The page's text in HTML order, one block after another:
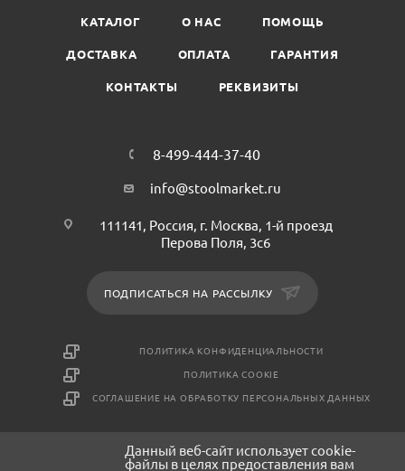
КАТАЛОГ О НАС ПОМОЩЬ
ДОСТАВКА ОПЛАТА ГАРАНТИЯ
КОНТАКТЫ РЕКВИЗИТЫ
8-499-444-37-40
info@stoolmarket.ru
111141, Россия, г. Москва, 1-й проезд
Перова Поля, 3с6
ПОДПИСАТЬСЯ НА РАССЫЛКУ
ПОЛИТИКА КОНФИДЕНЦИАЛЬНОСТИ
ПОЛИТИКА COOKIE
СОГЛАШЕНИЕ НА ОБРАБОТКУ ПЕРСОНАЛЬНЫХ ДАННЫХ
2026 © СтулМаркет - интернет-магазин мебели
Данный веб-сайт использует cookie-
файлы в целях предоставления вам